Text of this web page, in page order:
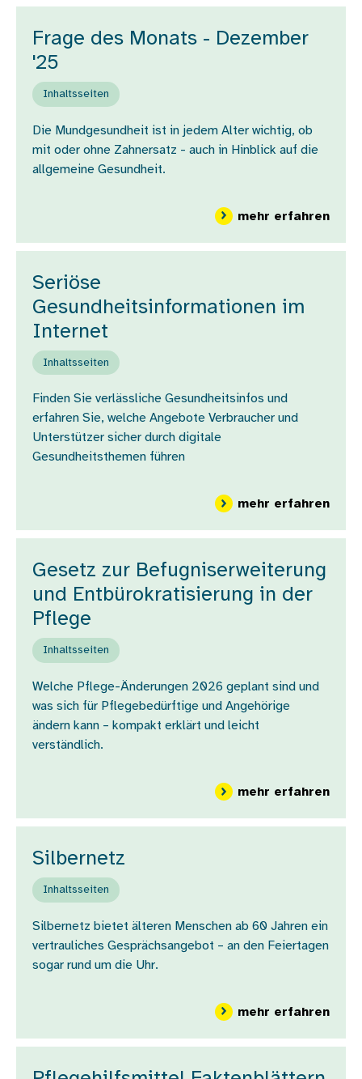
Frage des Monats - Dezember
'25
Inhaltsseiten
Die Mundgesundheit ist in jedem Alter wichtig, ob
mit oder ohne Zahnersatz - auch in Hinblick auf die
allgemeine Gesundheit.
mehr erfahrenüber
Seriöse
Gesundheitsinformationen im
Internet
Inhaltsseiten
Finden Sie verlässliche Gesundheitsinfos und
erfahren Sie, welche Angebote Verbraucher und
Unterstützer sicher durch digitale
Gesundheitsthemen führen
mehr erfahrenüber
Gesetz zur Befugniserweiterung
und Entbürokratisierung in der
Pflege
Inhaltsseiten
Welche Pflege-Änderungen 2026 geplant sind und
was sich für Pflegebedürftige und Angehörige
ändern kann – kompakt erklärt und leicht
verständlich.
mehr erfahrenüber
Silbernetz
Inhaltsseiten
Silbernetz bietet älteren Menschen ab 60 Jahren ein
vertrauliches Gesprächsangebot – an den Feiertagen
sogar rund um die Uhr.
mehr erfahrenüber